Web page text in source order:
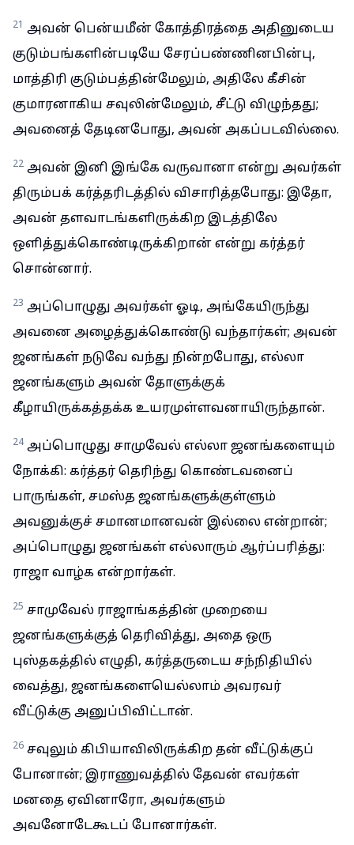
21 அவன் பென்யமீன் கோத்திரத்தை அதினுடைய
குடும்பங்களின்படியே சேரப்பண்ணினபின்பு,
மாத்திரி குடும்பத்தின்மேலும், அதிலே கீசின்
குமாரனாகிய சவுலின்மேலும், சீட்டு விழுந்தது;
அவனைத் தேடினபோது, அவன் அகப்படவில்லை.
22 அவன் இனி இங்கே வருவானா என்று அவர்கள்
திரும்பக் கர்த்தரிடத்தில் விசாரித்தபோது: இதோ,
அவன் தளவாடங்களிருக்கிற இடத்திலே
ஒளித்துக்கொண்டிருக்கிறான் என்று கர்த்தர்
சொன்னார்.
23 அப்பொழுது அவர்கள் ஓடி, அங்கேயிருந்து
அவனை அழைத்துக்கொண்டு வந்தார்கள்; அவன்
ஜனங்கள் நடுவே வந்து நின்றபோது, எல்லா
ஜனங்களும் அவன் தோளுக்குக்
கீழாயிருக்கத்தக்க உயரமுள்ளவனாயிருந்தான்.
24 அப்பொழுது சாமுவேல் எல்லா ஜனங்களையும்
நோக்கி: கர்த்தர் தெரிந்து கொண்டவனைப்
பாருங்கள், சமஸ்த ஜனங்களுக்குள்ளும்
அவனுக்குச் சமானமானவன் இல்லை என்றான்;
அப்பொழுது ஜனங்கள் எல்லாரும் ஆர்ப்பரித்து:
ராஜா வாழ்க என்றார்கள்.
25 சாமுவேல் ராஜாங்கத்தின் முறையை
ஜனங்களுக்குத் தெரிவித்து, அதை ஒரு
புஸ்தகத்தில் எழுதி, கர்த்தருடைய சந்நிதியில்
வைத்து, ஜனங்களையெல்லாம் அவரவர்
வீட்டுக்கு அனுப்பிவிட்டான்.
26 சவுலும் கிபியாவிலிருக்கிற தன் வீட்டுக்குப்
போனான்; இராணுவத்தில் தேவன் எவர்கள்
மனதை ஏவினாரோ, அவர்களும்
அவனோடேகூடப் போனார்கள்.